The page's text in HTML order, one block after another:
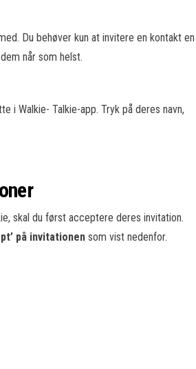
Du behøver kun at invitere en kontakt en
når som helst.
i Walkie- Talkie-app. Tryk på deres navn,
skal du først acceptere deres invitation.
på invitationen som vist nedenfor.